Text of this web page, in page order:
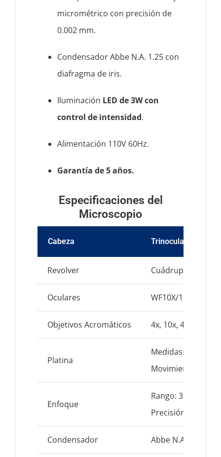
micrométrico con precisión de
0.002 mm.
Condensador Abbe N.A. 1.25 con
diafragma de iris.
Iluminación LED de 3W con
control de intensidad.
Alimentación 110V 60Hz.
Garantía de 5 años.
Especificaciones del
Microscopio
Cabeza Trinocular
Revolver Cuádruple
Oculares WF10X/18mm
Objetivos Acromáticos 4x, 10x, 40x(s),
Platina
Medidas: 125 x
Movimiento: X-Y
Enfoque
Rango: 36mm
Precisión:
Condensador Abbe N.A. 1.25